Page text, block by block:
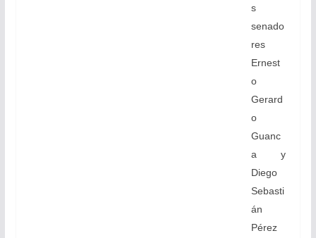
s
senado
res
Ernest
o
Gerard
o
Guanc
a y
Diego
Sebasti
án
Pérez